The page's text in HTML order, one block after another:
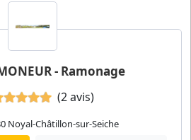
- Ramonage
(2 avis)
Noyal-Châtillon-sur-Seiche